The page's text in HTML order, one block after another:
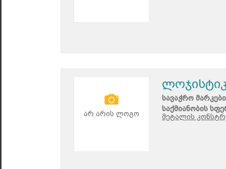
არ არის ლოგო
სავაჭრო
საქმიანობის
მეტალის